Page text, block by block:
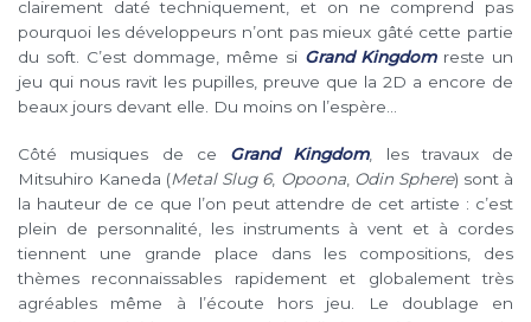
clairement daté techniquement, et on ne comprend pas
pourquoi les développeurs n’ont pas mieux gâté cette partie
du soft. C’est dommage, même si Grand Kingdomreste un
jeu qui nous ravit les pupilles, preuve que la 2D a encore de
beaux jours devant elle. Du moins on l’espère…
Côté musiques de ce Grand Kingdom, les travaux de
Mitsuhiro Kaneda (Metal Slug 6, Opoona, Odin Sphere) sont à
la hauteur de ce que l’on peut attendre de cet artiste : c’est
plein de personnalité, les instruments à vent et à cordes
tiennent une grande place dans les compositions, des
thèmes reconnaissables rapidement et globalement très
agréables même à l’écoute hors jeu. Le doublage en